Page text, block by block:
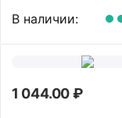
В наличии:
1 044.00₽